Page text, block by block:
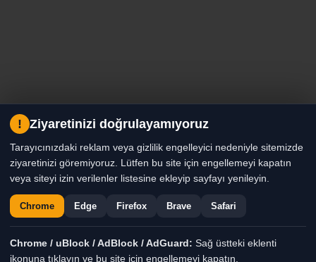
! Ziyaretinizi doğrulayamıyoruz
Tarayıcınızdaki reklam veya gizlilik engelleyici nedeniyle sitemizde
ziyaretinizi göremiyoruz. Lütfen bu site için engellemeyi kapatın
veya siteyi izin verilenler listesine ekleyip sayfayı yenileyin.
Chrome Edge Firefox Brave Safari
Chrome / uBlock / AdBlock / AdGuard: Sağ üstteki eklenti
ikonuna tıklayın ve bu site için engellemeyi kapatın.